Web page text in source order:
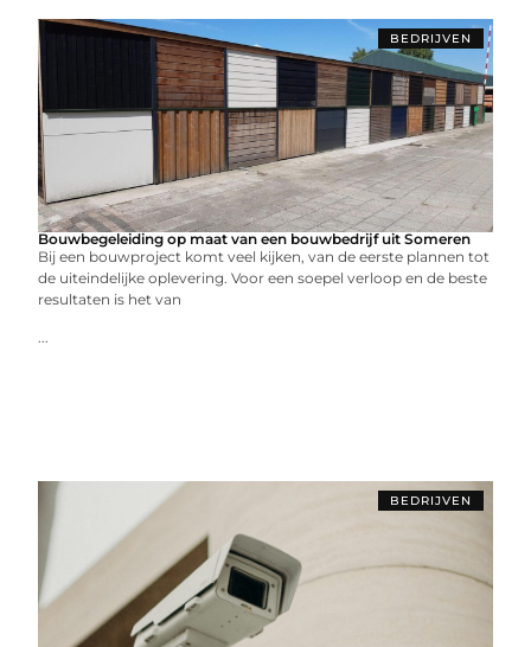
BEDRIJVEN
Bouwbegeleiding op maat van een bouwbedrijf uit Someren
Bij een bouwproject komt veel kijken, van de eerste plannen tot
de uiteindelijke oplevering. Voor een soepel verloop en de beste
resultaten is het van
...
BEDRIJVEN